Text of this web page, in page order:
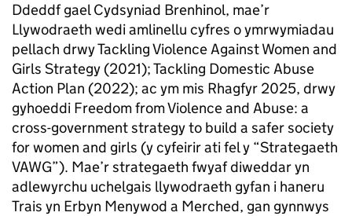
Ddeddf gael Cydsyniad Brenhinol, mae’r
Llywodraeth wedi amlinellu cyfres o ymrwymiadau
pellach drwy Tackling Violence Against Women and
Girls Strategy (2021); Tackling Domestic Abuse
Action Plan (2022); ac ym mis Rhagfyr 2025, drwy
gyhoeddi Freedom from Violence and Abuse: a
cross-government strategy to build a safer society
for women and girls (y cyfeirir ati fel y “Strategaeth
VAWG”). Mae’r strategaeth fwyaf diweddar yn
adlewyrchu uchelgais llywodraeth gyfan i haneru
Trais yn Erbyn Menywod a Merched, gan gynnwys